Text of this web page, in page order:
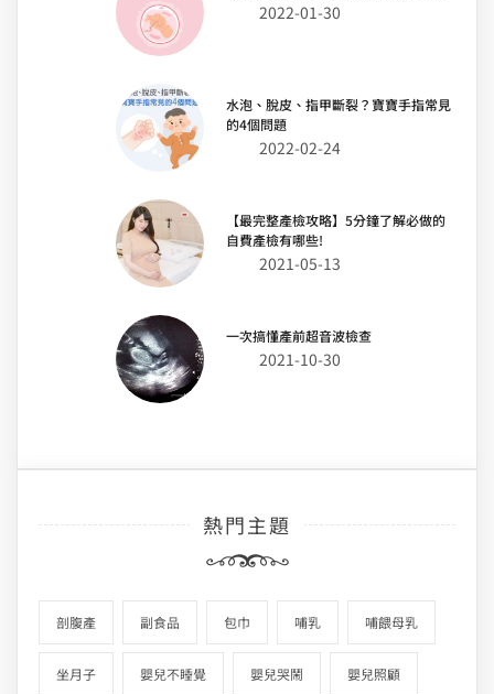
2022-01-30
水泡、脫皮、指甲斷裂？寶寶手指常見
的4個問題
2022-02-24
【最完整產檢攻略】5分鐘了解必做的
自費產檢有哪些!
2021-05-13
一次搞懂產前超音波檢查
2021-10-30
熱門主題
剖腹產 副食品 包巾 哺乳 哺餵母乳
坐月子 嬰兒不睡覺 嬰兒哭鬧 嬰兒照顧